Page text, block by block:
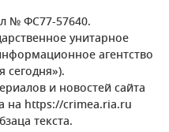
№ ФС77-57640.
унитарное
агентство
и новостей сайта
на https://crimea.ria.ru
текста.